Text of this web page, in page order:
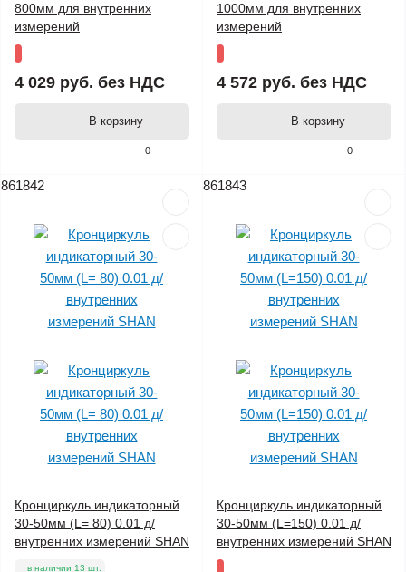
0
800мм для внутренних
измерений
4 029 руб. без НДС
В корзину
0
1000мм для внутренних
измерений
4 572 руб. без НДС
В корзину
861842
Кронциркуль индикаторный
30-50мм (L= 80) 0.01 д/
внутренних измерений SHAN
в наличии 13 шт.
861843
Кронциркуль индикаторный
30-50мм (L=150) 0.01 д/
внутренних измерений SHAN